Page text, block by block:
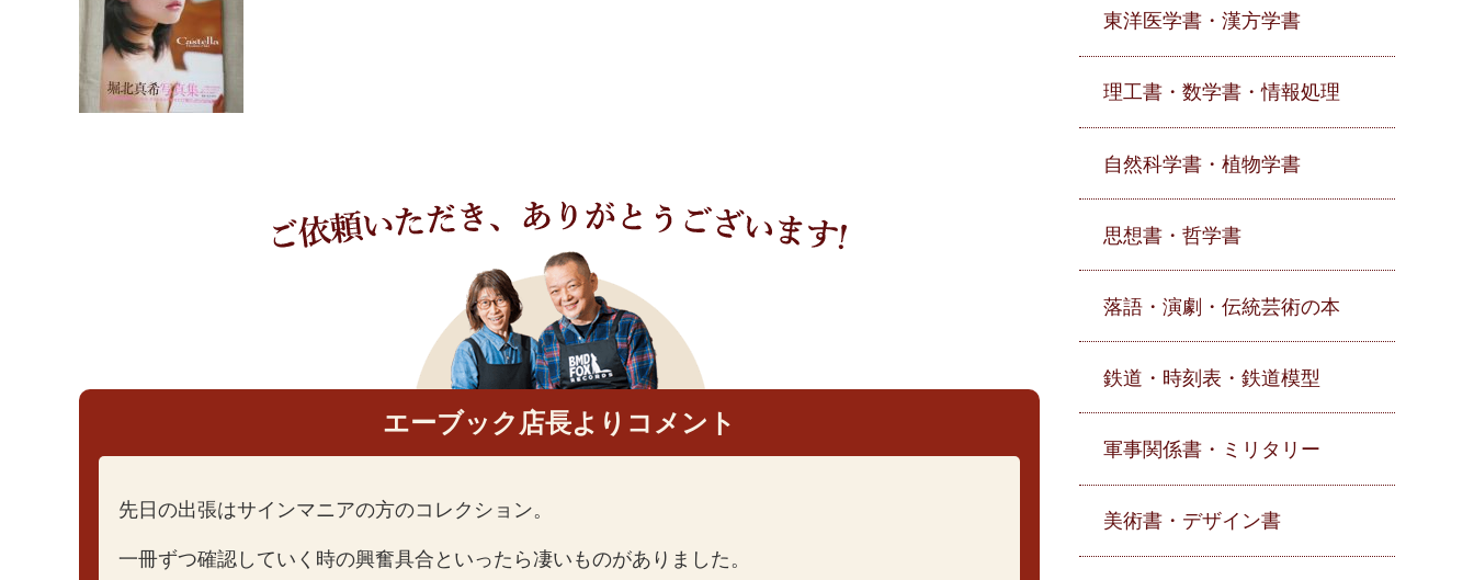
エーブック店長よりコメント
先日の出張はサインマニアの方のコレクション。
一冊ずつ確認していく時の興奮具合といったら凄いものがありました。
東洋医学書・漢方学書
理工書・数学書・情報処理
自然科学書・植物学書
思想書・哲学書
落語・演劇・伝統芸術の本
鉄道・時刻表・鉄道模型
軍事関係書・ミリタリー
美術書・デザイン書